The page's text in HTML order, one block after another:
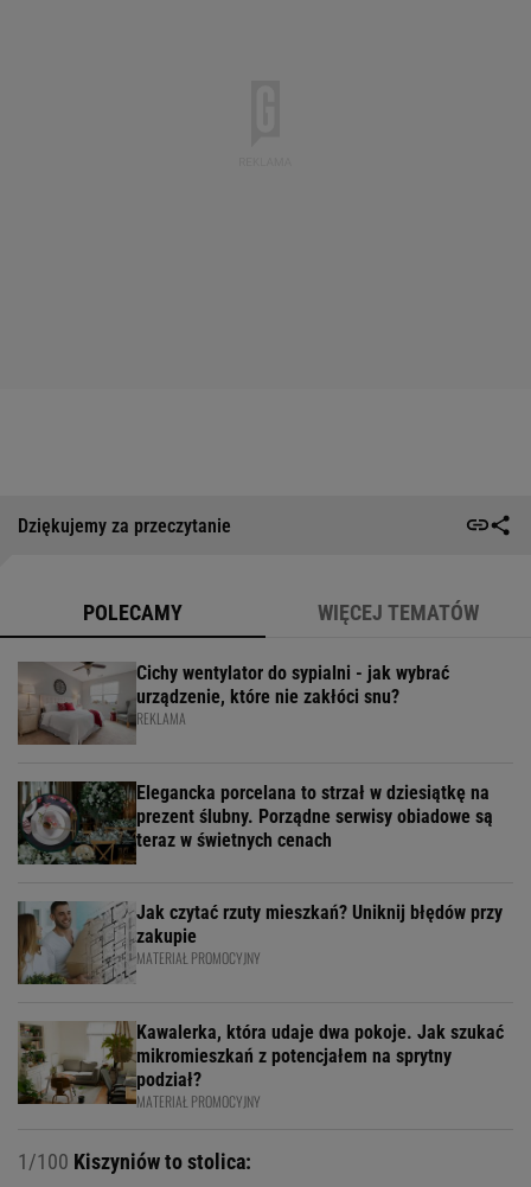
Dziękujemy za przeczytanie
POLECAMY WIĘCEJ TEMATÓW
Cichy wentylator do sypialni - jak wybrać
urządzenie, które nie zakłóci snu?
REKLAMA
Elegancka porcelana to strzał w dziesiątkę na
prezent ślubny. Porządne serwisy obiadowe są
teraz w świetnych cenach
Jak czytać rzuty mieszkań? Uniknij błędów przy
zakupie
MATERIAŁ PROMOCYJNY
Kawalerka, która udaje dwa pokoje. Jak szukać
mikromieszkań z potencjałem na sprytny
podział?
MATERIAŁ PROMOCYJNY
1/100 Kiszyniów to stolica: